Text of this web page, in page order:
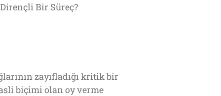
Bir Süreç?
zayıfladığı kritik bir
biçimi olan oy verme